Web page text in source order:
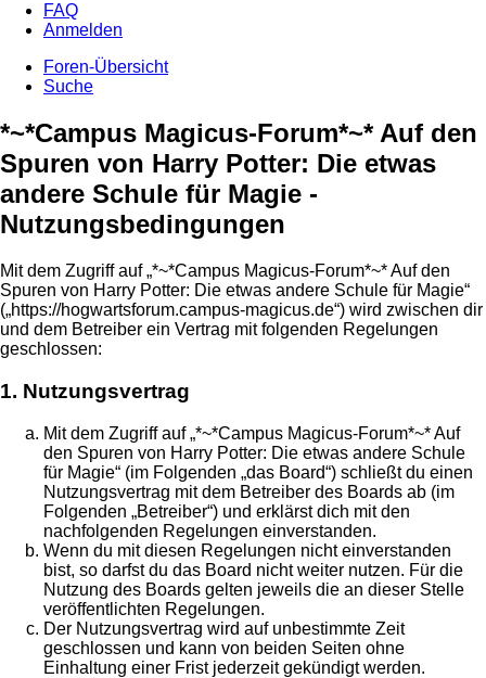
FAQ
Anmelden
Foren-Übersicht
Suche
*~*Campus Magicus-Forum*~* Auf den
Spuren von Harry Potter: Die etwas
andere Schule für Magie -
Nutzungsbedingungen
Mit dem Zugriff auf „*~*Campus Magicus-Forum*~* Auf den
Spuren von Harry Potter: Die etwas andere Schule für Magie“
(„https://hogwartsforum.campus-magicus.de“) wird zwischen dir
und dem Betreiber ein Vertrag mit folgenden Regelungen
geschlossen:
1. Nutzungsvertrag
Mit dem Zugriff auf „*~*Campus Magicus-Forum*~* Auf
den Spuren von Harry Potter: Die etwas andere Schule
für Magie“ (im Folgenden „das Board“) schließt du einen
Nutzungsvertrag mit dem Betreiber des Boards ab (im
Folgenden „Betreiber“) und erklärst dich mit den
nachfolgenden Regelungen einverstanden.
Wenn du mit diesen Regelungen nicht einverstanden
bist, so darfst du das Board nicht weiter nutzen. Für die
Nutzung des Boards gelten jeweils die an dieser Stelle
veröffentlichten Regelungen.
Der Nutzungsvertrag wird auf unbestimmte Zeit
geschlossen und kann von beiden Seiten ohne
Einhaltung einer Frist jederzeit gekündigt werden.